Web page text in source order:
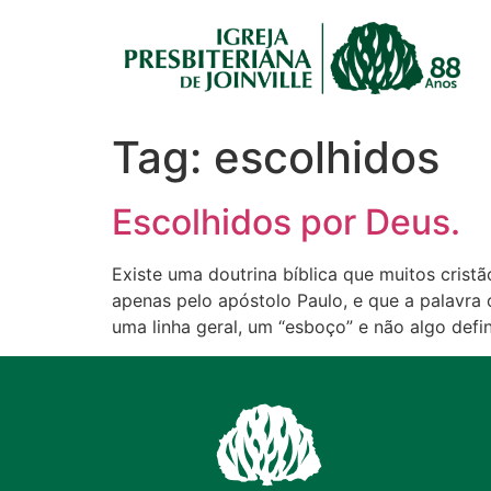
Tag: escolhidos
Escolhidos por Deus.
Existe uma doutrina bíblica que muitos
apenas pelo apóstolo Paulo, e que a
uma linha geral, um “esboço” e não algo